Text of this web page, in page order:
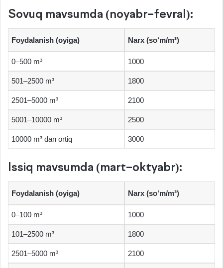
Sovuq mavsumda (noyabr–fevral):
Foydalanish (oyiga) Narx (so‘m/m³)
0–500 m³ 1000
501–2500 m³ 1800
2501–5000 m³ 2100
5001–10000 m³ 2500
10000 m³ dan ortiq 3000
Issiq mavsumda (mart–oktyabr):
Foydalanish (oyiga) Narx (so‘m/m³)
0–100 m³ 1000
101–2500 m³ 1800
2501–5000 m³ 2100